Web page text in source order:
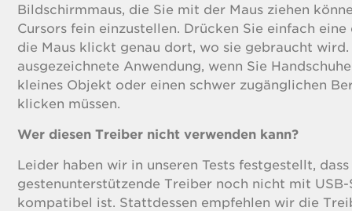
Bildschirmmaus, die Sie mit der Maus ziehen
Cursors fein einzustellen. Drücken Sie einfach
die Maus klickt genau dort, wo sie gebraucht wird.
ausgezeichnete Anwendung, wenn Sie
kleines Objekt oder einen schwer zugänglichen
klicken müssen.
Wer diesen Treiber nicht verwenden kann?
Leider haben wir in unseren Tests festgestellt,
gestenunterstützende Treiber noch nicht mit
kompatibel ist. Stattdessen empfehlen wir die